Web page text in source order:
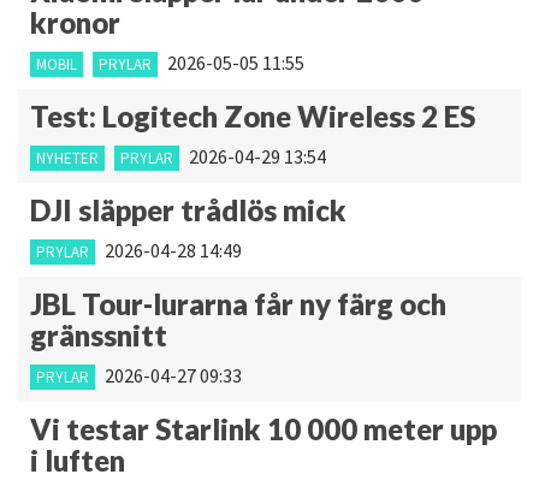
kronor
MOBIL PRYLAR 2026-05-05 11:55
Test: Logitech Zone Wireless 2 ES
NYHETER PRYLAR 2026-04-29 13:54
DJI släpper trådlös mick
PRYLAR 2026-04-28 14:49
JBL Tour-lurarna får ny färg och
gränssnitt
PRYLAR 2026-04-27 09:33
Vi testar Starlink 10 000 meter upp
i luften